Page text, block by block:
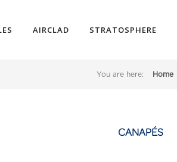
AIRCLAD STRATOSPHERE
You are here: Home
CANAPÉS